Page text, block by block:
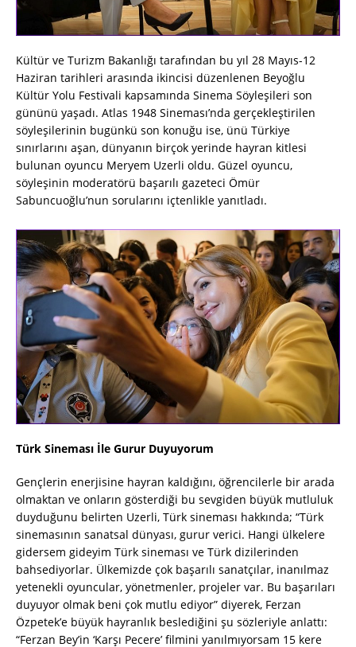
Kültür ve Turizm Bakanlığı tarafından bu yıl 28 Mayıs-12
Haziran tarihleri arasında ikincisi düzenlenen Beyoğlu
Kültür Yolu Festivali kapsamında Sinema Söyleşileri son
gününü yaşadı. Atlas 1948 Sineması’nda gerçekleştirilen
söyleşilerinin bugünkü son konuğu ise, ünü Türkiye
sınırlarını aşan, dünyanın birçok yerinde hayran kitlesi
bulunan oyuncu Meryem Uzerli oldu. Güzel oyuncu,
söyleşinin moderatörü başarılı gazeteci Ömür
Sabuncuoğlu’nun sorularını içtenlikle yanıtladı.
Türk Sineması İle Gurur Duyuyorum
Gençlerin enerjisine hayran kaldığını, öğrencilerle bir arada
olmaktan ve onların gösterdiği bu sevgiden büyük mutluluk
duyduğunu belirten Uzerli, Türk sineması hakkında; “Türk
sinemasının sanatsal dünyası, gurur verici. Hangi ülkelere
gidersem gideyim Türk sineması ve Türk dizilerinden
bahsediyorlar. Ülkemizde çok başarılı sanatçılar, inanılmaz
yetenekli oyuncular, yönetmenler, projeler var. Bu başarıları
duyuyor olmak beni çok mutlu ediyor” diyerek, Ferzan
Özpetek’e büyük hayranlık beslediğini şu sözleriyle anlattı:
“Ferzan Bey’in ‘Karşı Pecere’ filmini yanılmıyorsam 15 kere